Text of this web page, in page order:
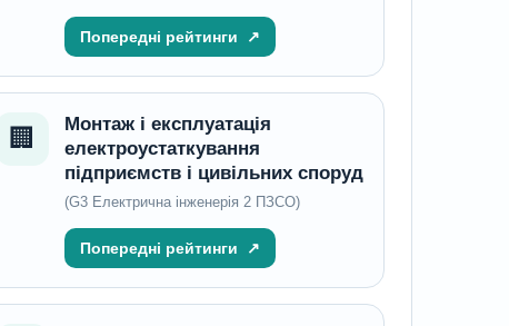
Попередні рейтинги ↗
🏢
Монтаж і експлуатація
електроустаткування
підприємств і цивільних споруд
(G3 Електрична інженерія 2 ПЗСО)
Попередні рейтинги ↗